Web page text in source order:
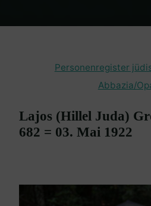
Personenregister
Abbazia/
Lajos (Hillel Juda)
682 = 03. Mai 1922